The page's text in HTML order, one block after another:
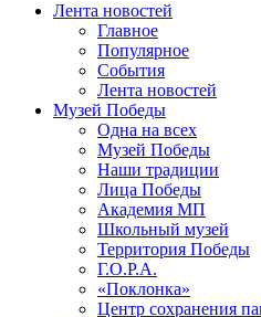
Лента новостей
Главное
Популярное
События
Лента новостей
Музей Победы
Одна на всех
Музей Победы
Наши традиции
Лица Победы
Академия МП
Школьный музей
Территория Победы
Г.О.Р.А.
«Поклонка»
Центр сохранения